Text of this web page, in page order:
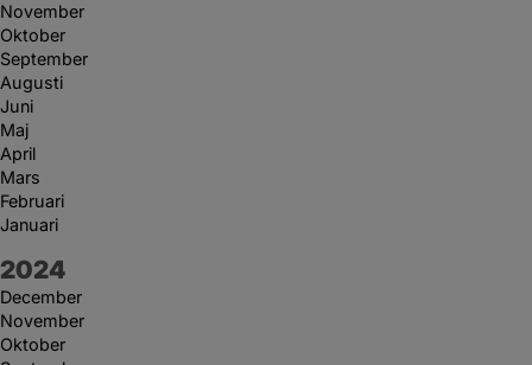
November
Oktober
September
Augusti
Juni
Maj
April
Mars
Februari
Januari
År:
2024
December
November
Oktober